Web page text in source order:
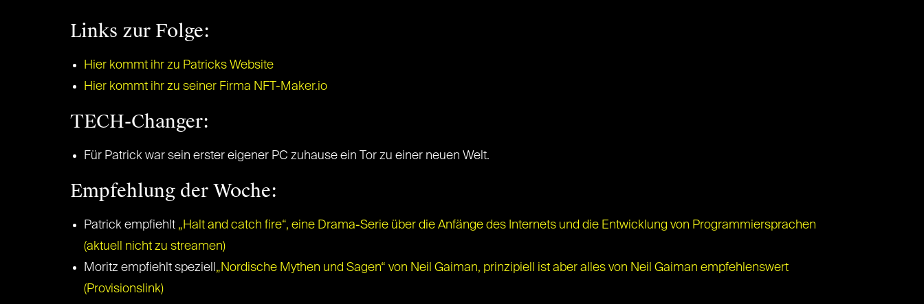
Links zur Folge:
Hier kommt ihr zu Patricks Website
Hier kommt ihr zu seiner Firma NFT-Maker.io
TECH-Changer:
Für Patrick war sein erster eigener PC zuhause ein Tor zu einer neuen Welt.
Empfehlung der Woche:
Patrick empfiehlt „Halt and catch fire“, eine Drama-Serie über die Anfänge des Internets und die Entwicklung von Programmiersprachen
(aktuell nicht zu streamen)
Moritz empfiehlt speziell „Nordische Mythen und Sagen“ von Neil Gaiman, prinzipiell ist aber alles von Neil Gaiman empfehlenswert
(Provisionslink)